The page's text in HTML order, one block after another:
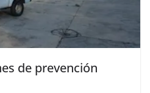
de prevención